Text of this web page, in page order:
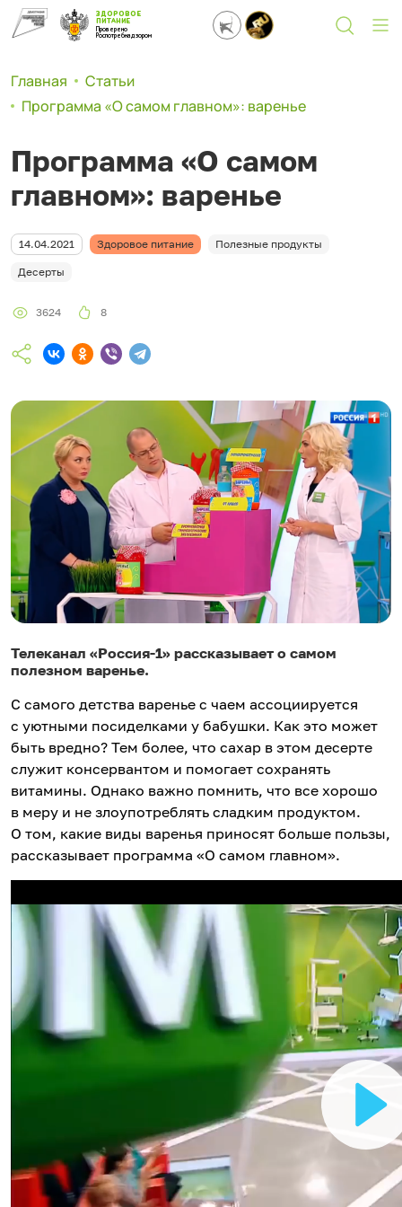
ЗДОРОВОЕ
ПИТАНИЕ
Проверено
Роспотребнадзором
Главная
Статьи
Программа «О самом главном»: варенье
Программа «О самом
главном»: варенье
14.04.2021 Здоровое питание Полезные продукты
Десерты
3624 8
Телеканал «Россия-1» рассказывает о самом
полезном варенье.
С самого детства варенье с чаем ассоциируется
с уютными посиделками у бабушки. Как это может
быть вредно? Тем более, что сахар в этом десерте
служит консервантом и помогает сохранять
витамины. Однако важно помнить, что все хорошо
в меру и не злоупотреблять сладким продуктом.
О том, какие виды варенья приносят больше пользы,
рассказывает программа «О самом главном».
В